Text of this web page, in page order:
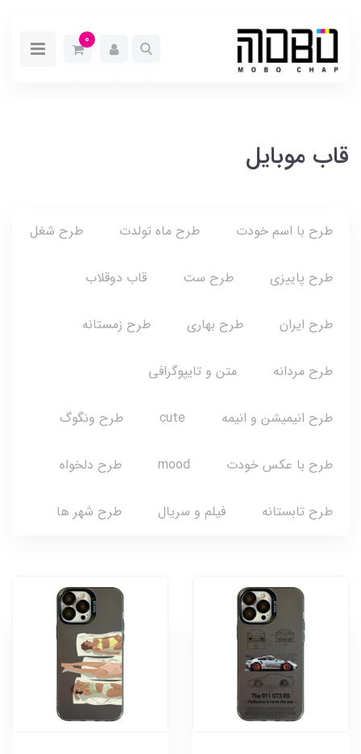
0
قاب موبایل
طرح با اسم خودت طرح ماه تولدت طرح شغل
طرح پاییزی طرح ست قاب دوقلاب
طرح ایران طرح بهاری طرح زمستانه
طرح مردانه متن و تایپوگرافی
طرح انیمیشن و انیمه cute طرح ونگوگ
طرح با عکس خودت mood طرح دلخواه
طرح تابستانه فیلم و سریال طرح شهر ها